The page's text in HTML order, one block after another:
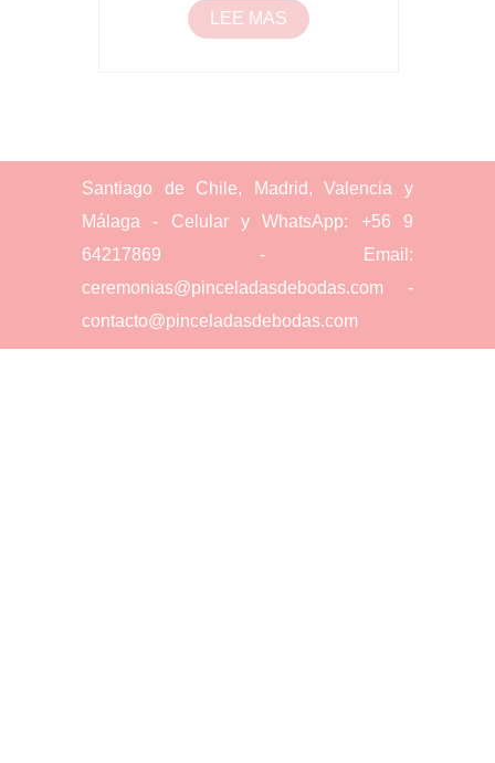
LEE MAS
Santiago de Chile, Madrid, Valencia y
Málaga - Celular y WhatsApp: +56 9
64217869 - Email:
ceremonias@pinceladasdebodas.com -
contacto@pinceladasdebodas.com